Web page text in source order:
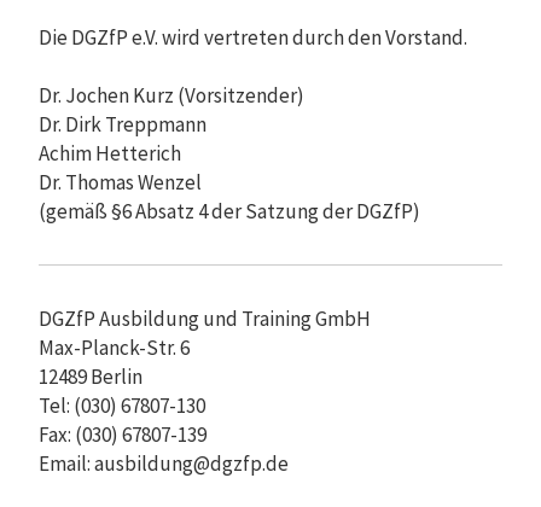
Die DGZfP e.V. wird vertreten durch den Vorstand.
Dr. Jochen Kurz (Vorsitzender)
Dr. Dirk Treppmann
Achim Hetterich
Dr. Thomas Wenzel
(gemäß §6 Absatz 4 der Satzung der DGZfP)
DGZfP Ausbildung und Training GmbH
Max-Planck-Str. 6
12489 Berlin
Tel: (030) 67807-130
Fax: (030) 67807-139
Email: ausbildung@dgzfp.de